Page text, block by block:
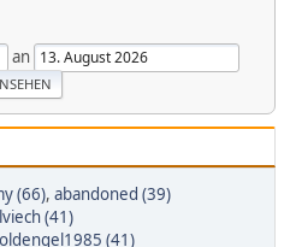
an
(66), abandoned (39)
(41)
(41)